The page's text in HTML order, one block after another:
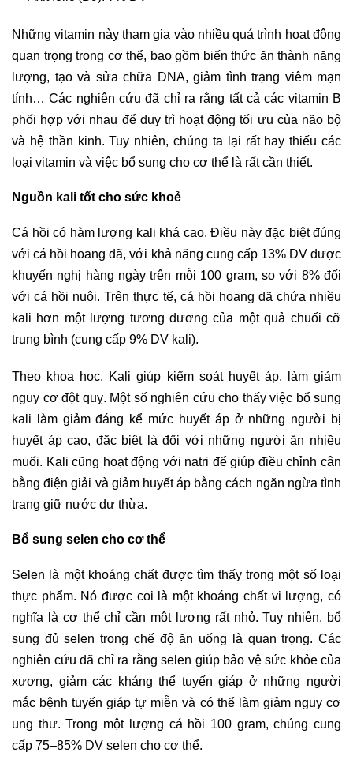
Những vitamin này tham gia vào nhiều quá trình hoạt động
quan trọng trong cơ thể, bao gồm biến thức ăn thành năng
lượng, tạo và sửa chữa DNA, giảm tình trạng viêm mạn
tính… Các nghiên cứu đã chỉ ra rằng tất cả các vitamin B
phối hợp với nhau để duy trì hoạt động tối ưu của não bộ
và hệ thần kinh. Tuy nhiên, chúng ta lại rất hay thiếu các
loại vitamin và việc bổ sung cho cơ thể là rất cần thiết.
Nguồn kali tốt cho sức khoẻ
Cá hồi có hàm lượng kali khá cao. Điều này đặc biệt đúng
với cá hồi hoang dã, với khả năng cung cấp 13% DV được
khuyến nghị hàng ngày trên mỗi 100 gram, so với 8% đối
với cá hồi nuôi. Trên thực tế, cá hồi hoang dã chứa nhiều
kali hơn một lượng tương đương của một quả chuối cỡ
trung bình (cung cấp 9% DV kali).
Theo khoa học, Kali giúp kiểm soát huyết áp, làm giảm
nguy cơ đột quỵ. Một số nghiên cứu cho thấy việc bổ sung
kali làm giảm đáng kể mức huyết áp ở những người bị
huyết áp cao, đặc biệt là đối với những người ăn nhiều
muối. Kali cũng hoạt động với natri để giúp điều chỉnh cân
bằng điện giải và giảm huyết áp bằng cách ngăn ngừa tình
trạng giữ nước dư thừa.
Bổ sung selen cho cơ thể
Selen là một khoáng chất được tìm thấy trong một số loại
thực phẩm. Nó được coi là một khoáng chất vi lượng, có
nghĩa là cơ thể chỉ cần một lượng rất nhỏ. Tuy nhiên, bổ
sung đủ selen trong chế độ ăn uống là quan trọng. Các
nghiên cứu đã chỉ ra rằng selen giúp bảo vệ sức khỏe của
xương, giảm các kháng thể tuyến giáp ở những người
mắc bệnh tuyến giáp tự miễn và có thể làm giảm nguy cơ
ung thư. Trong một lượng cá hồi 100 gram, chúng cung
cấp 75–85% DV selen cho cơ thể.